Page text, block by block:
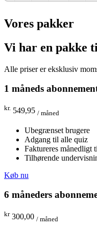
Vores pakker
Vi har en pakke
Alle priser er eksklusiv
1 måneds
kr. 549,95 / måned
Ubegrænset brugere
Adgang til alle quiz
Faktureres månedligt
Tilhørende
Køb nu
6 måneders
kr 300,00 / måned